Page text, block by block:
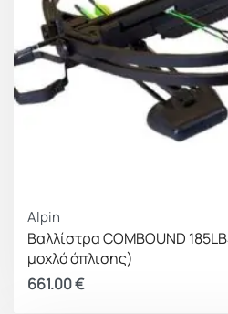
Alpin
Βαλλίστρα COMBOUND
μοχλό όπλισης)
661.00€